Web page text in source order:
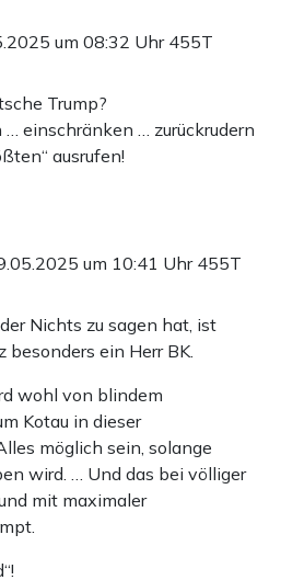
um 08:32 Uhr 455T
Trump?
… einschränken … zurückrudern
ausrufen!
um 10:41 Uhr 455T
Nichts zu sagen hat, ist
besonders ein Herr BK.
wohl von blindem
Kotau in dieser
möglich sein, solange
wird. … Und das bei völliger
mit maximaler